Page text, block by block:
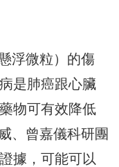
浮微粒）的傷
是肺癌跟心臟
物可有效降低
、曾嘉儀科研團
據，可能可以